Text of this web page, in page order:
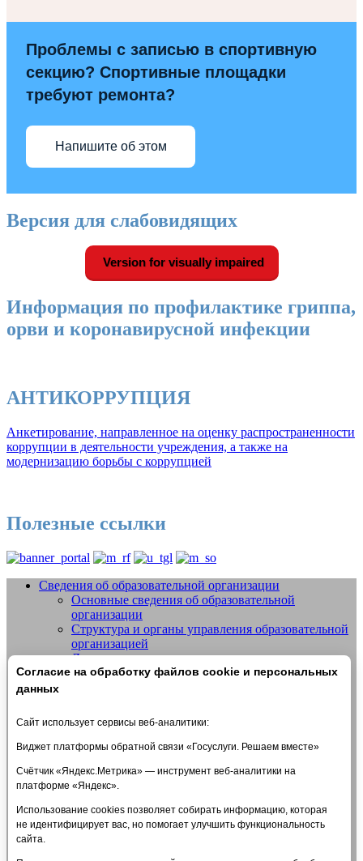
Проблемы с записью в спортивную
секцию? Спортивные площадки
требуют ремонта?
Напишите об этом
Версия для слабовидящих
Version for visually impaired
Информация по профилактике гриппа,
орви и коронавирусной инфекции
АНТИКОРРУПЦИЯ
Анкетирование, направленное на оценку распространенности
коррупции в деятельности учреждения, а также на
модернизацию борьбы с коррупцией
Полезные ссылки
Добро пожаловать на сайт МБУДО
СШОР №14 "Жигули" г.о. Тольятти
Сведения об образовательной организации
Основные сведения об образовательной
организации
Структура и органы управления образовательной
организацией
Документы
Образование
Педагогический состав
Материально-техническое обеспечение и
оснащенность образовательного процесса.
Стипендии и меры поддержки обучающихся
Платные образовательные услуги
Финансово-хозяйственная деятельность
Вакантные места для приема (перевода)
обучающихся
Согласие на обработку файлов cookie и персональных
данных
Сайт использует сервисы веб-аналитики:
Виджет платформы обратной связи «Госуслуги. Решаем вместе»
Счётчик «Яндекс.Метрика» — инструмент веб-аналитики на
платформе «Яндекс».
Использование cookies позволяет собирать информацию, которая
не идентифицирует вас, но помогает улучшить функциональность
сайта.